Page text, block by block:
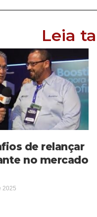
Leia
de relançar
no mercado
2025